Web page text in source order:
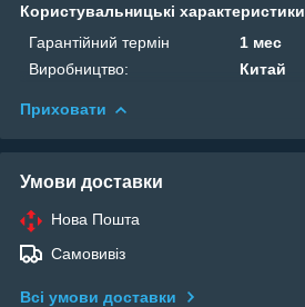
Користувальницькі характеристики
Гарантійний термін
1 мес
Виробництво:
Китай
Приховати
Умови доставки
Нова Пошта
Самовивіз
Всі умови доставки